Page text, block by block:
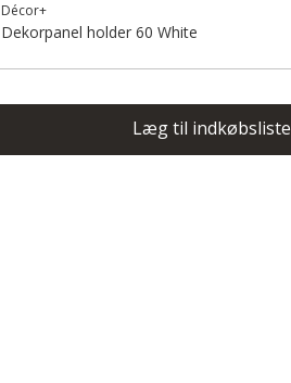
Décor+
Dekorpanel holder 60 White
Læg til indkøbsliste